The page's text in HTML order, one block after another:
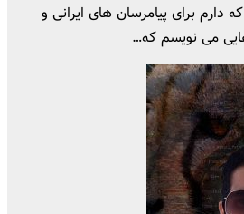
برای پیامرسان های ایرانی و
می نویسم که…